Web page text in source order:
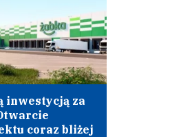
inwestycją za
coraz bliżej